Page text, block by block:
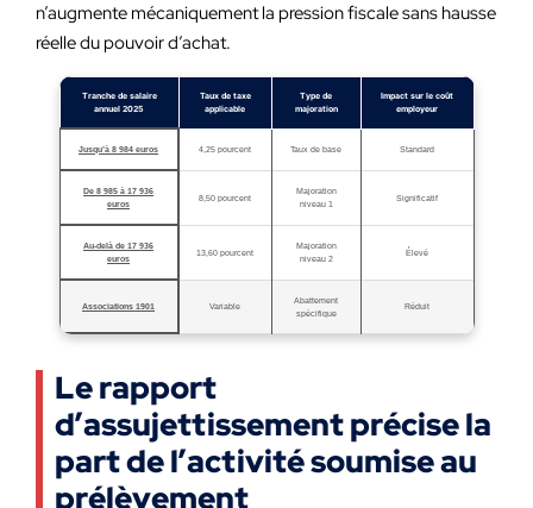
n’augmente mécaniquement la pression fiscale sans hausse
réelle du pouvoir d’achat.
Tranche de salaire
annuel 2025
Taux de taxe
applicable
Type de
majoration
Impact sur le coût
employeur
Jusqu’à 8 984 euros 4,25 pourcent Taux de base Standard
De 8 985 à 17 936
euros
8,50 pourcent
Majoration
niveau 1
Significatif
Au-delà de 17 936
euros
13,60 pourcent
Majoration
niveau 2
Élevé
Associations 1901 Variable
Abattement
spécifique
Réduit
Le rapport
d’assujettissement précise la
part de l’activité soumise au
prélèvement